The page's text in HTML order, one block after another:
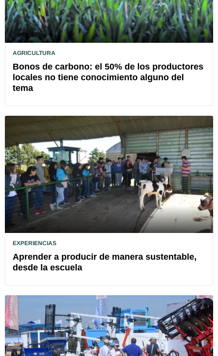
AGRICULTURA
Bonos de carbono: el 50% de los productores
locales no tiene conocimiento alguno del
tema
EXPERIENCIAS
Aprender a producir de manera sustentable,
desde la escuela